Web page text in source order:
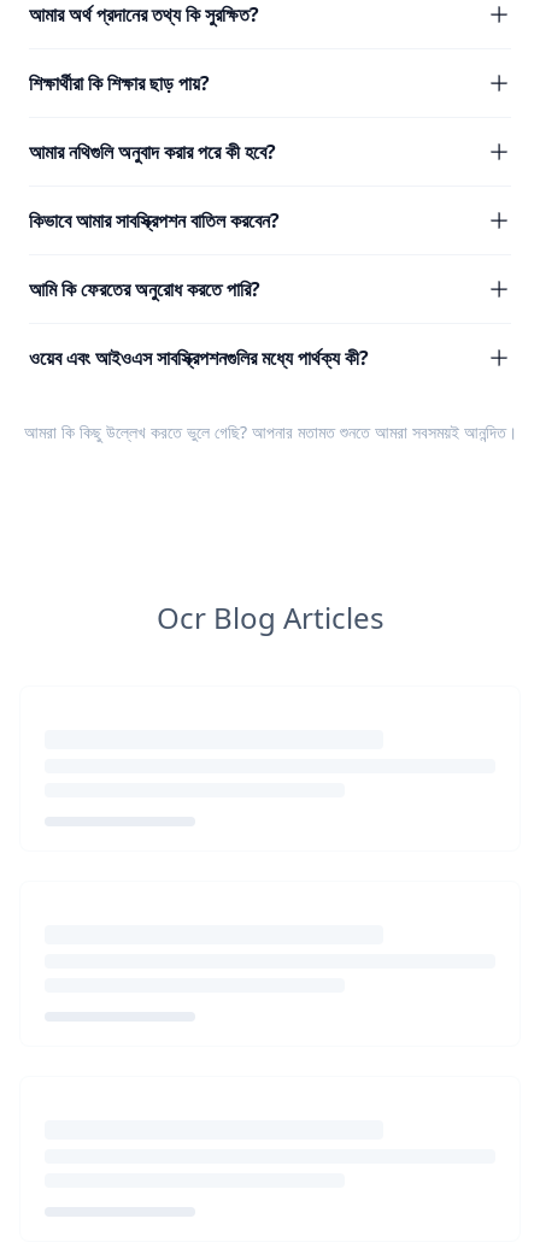
আমার অর্থ প্রদানের তথ্য কি সুরক্ষিত?
শিক্ষার্থীরা কি শিক্ষার ছাড় পায়?
আমার নথিগুলি অনুবাদ করার পরে কী হবে?
কিভাবে আমার সাবস্ক্রিপশন বাতিল করবেন?
আমি কি ফেরতের অনুরোধ করতে পারি?
ওয়েব এবং আইওএস সাবস্ক্রিপশনগুলির মধ্যে পার্থক্য কী?
আমরা কি কিছু উল্লেখ করতে ভুলে গেছি? আপনার মতামতশুনতে আমরা সবসময়ই আনন্দিত।
Ocr Blog Articles